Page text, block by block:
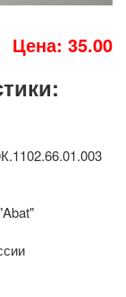
Цена: 35.00